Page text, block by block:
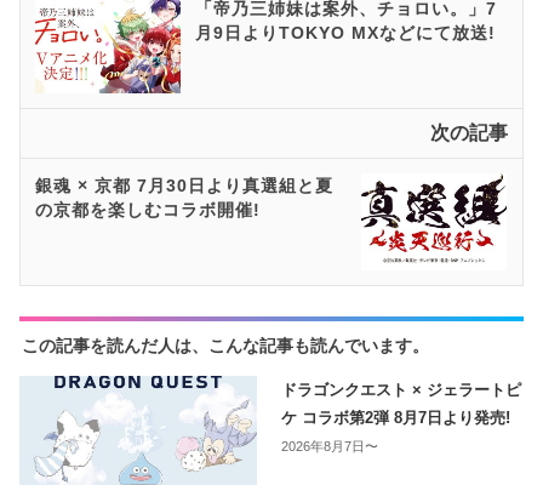
「帝乃三姉妹は案外、チョロい。」7
月9日よりTOKYO MXなどにて放送!
次の記事
銀魂 × 京都 7月30日より真選組と夏
の京都を楽しむコラボ開催!
この記事を読んだ人は、こんな記事も読んでいます。
ドラゴンクエスト × ジェラートピ
ケ コラボ第2弾 8月7日より発売!
2026年8月7日〜